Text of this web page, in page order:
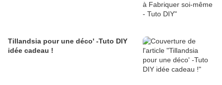
Tillandsia pour une déco' -Tuto DIY
idée cadeau !